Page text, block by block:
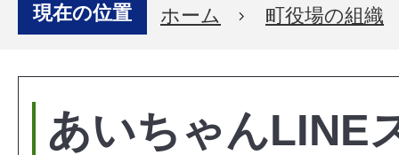
現在の位置 ホーム 町役場の組織
あいちゃんLINE